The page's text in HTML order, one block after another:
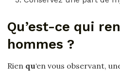
Qu’est-ce qui
hommes ?
Rien qu‘en vous observant,